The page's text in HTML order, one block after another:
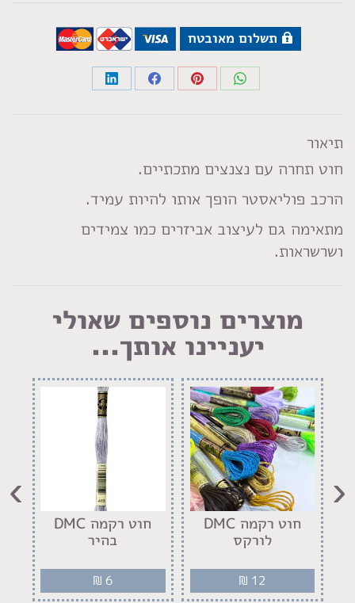
תשלום מאובטח
Share
Share
Share
Share
תיאור
חוט תחרה עם נצנצים מתכתיים.
הרכב פוליאסטר הופך אותו להיות עמיד.
מתאימה גם לעיצוב אביזרים כמו צמידים
ושרשראות.
מוצרים נוספים שאולי
יעניינו אותך...
חוט רקמה DMC
לורקס
₪ 12
חוט רקמה DMC
בהיר
₪ 6
‹
›